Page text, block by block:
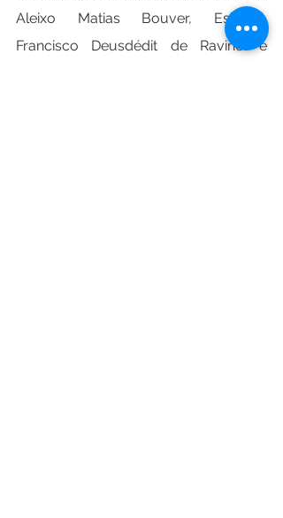
Aleixo Matias Bouver, Estêvão
Francisco Deusdédit de Ravinel e